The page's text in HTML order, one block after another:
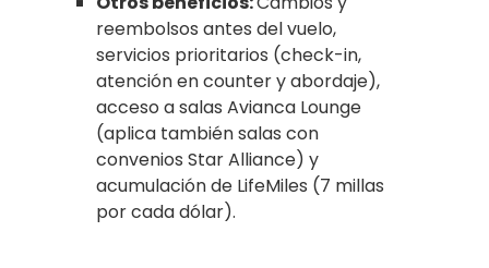
reembolsos antes del vuelo,
servicios prioritarios (check-in,
atención en counter y abordaje),
acceso a salas Avianca Lounge
(aplica también salas con
convenios Star Alliance) y
acumulación de LifeMiles (7 millas
por cada dólar).